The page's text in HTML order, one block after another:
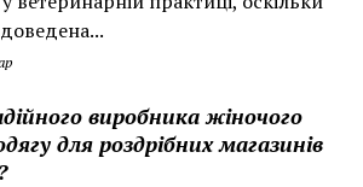
виробника жіночого
для роздрібних магазинів